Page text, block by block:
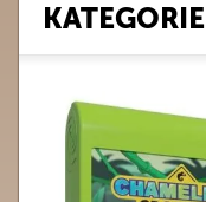
KATEGORIE